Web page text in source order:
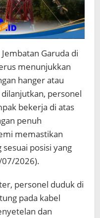
Garuda di
menunjukkan
hanger atau
personel
bekerja di atas
penuh
memastikan
posisi yang
07/2026).
personel duduk di
pada kabel
dan